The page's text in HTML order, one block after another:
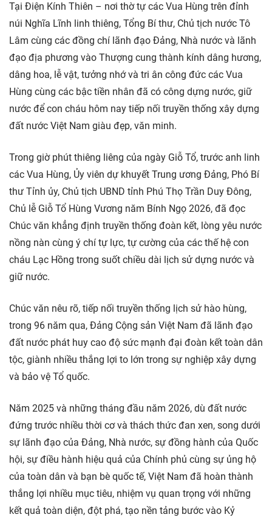
Tại Điện Kính Thiên – nơi thờ tự các Vua Hùng trên đỉnh
núi Nghĩa Lĩnh linh thiêng, Tổng Bí thư, Chủ tịch nước Tô
Lâm cùng các đồng chí lãnh đạo Đảng, Nhà nước và lãnh
đạo địa phương vào Thượng cung thành kính dâng hương,
dâng hoa, lễ vật, tưởng nhớ và tri ân công đức các Vua
Hùng cùng các bậc tiền nhân đã có công dựng nước, giữ
nước để con cháu hôm nay tiếp nối truyền thống xây dựng
đất nước Việt Nam giàu đẹp, văn minh.
Trong giờ phút thiêng liêng của ngày Giỗ Tổ, trước anh linh
các Vua Hùng, Ủy viên dự khuyết Trung ương Đảng, Phó Bí
thư Tỉnh ủy, Chủ tịch UBND tỉnh Phú Thọ Trần Duy Đông,
Chủ lễ Giỗ Tổ Hùng Vương năm Bính Ngọ 2026, đã đọc
Chúc văn khẳng định truyền thống đoàn kết, lòng yêu nước
nồng nàn cùng ý chí tự lực, tự cường của các thế hệ con
cháu Lạc Hồng trong suốt chiều dài lịch sử dựng nước và
giữ nước.
Chúc văn nêu rõ, tiếp nối truyền thống lịch sử hào hùng,
trong 96 năm qua, Đảng Cộng sản Việt Nam đã lãnh đạo
đất nước phát huy cao độ sức mạnh đại đoàn kết toàn dân
tộc, giành nhiều thắng lợi to lớn trong sự nghiệp xây dựng
và bảo vệ Tổ quốc.
Năm 2025 và những tháng đầu năm 2026, dù đất nước
đứng trước nhiều thời cơ và thách thức đan xen, song dưới
sự lãnh đạo của Đảng, Nhà nước, sự đồng hành của Quốc
hội, sự điều hành hiệu quả của Chính phủ cùng sự ủng hộ
của toàn dân và bạn bè quốc tế, Việt Nam đã hoàn thành
thắng lợi nhiều mục tiêu, nhiệm vụ quan trọng với những
kết quả toàn diện, đột phá, tạo nền tảng bước vào Kỷ